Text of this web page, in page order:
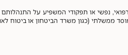
נפשי או תפקודי המשפיע על התנהלותם
ממשלתי (כגון משרד הביטחון או ביטוח